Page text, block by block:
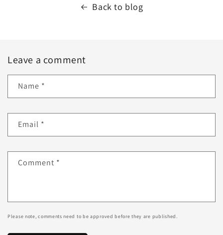
Back to blog
Leave a comment
Name *
Email *
Comment *
Please note, comments need to be approved before they are published.